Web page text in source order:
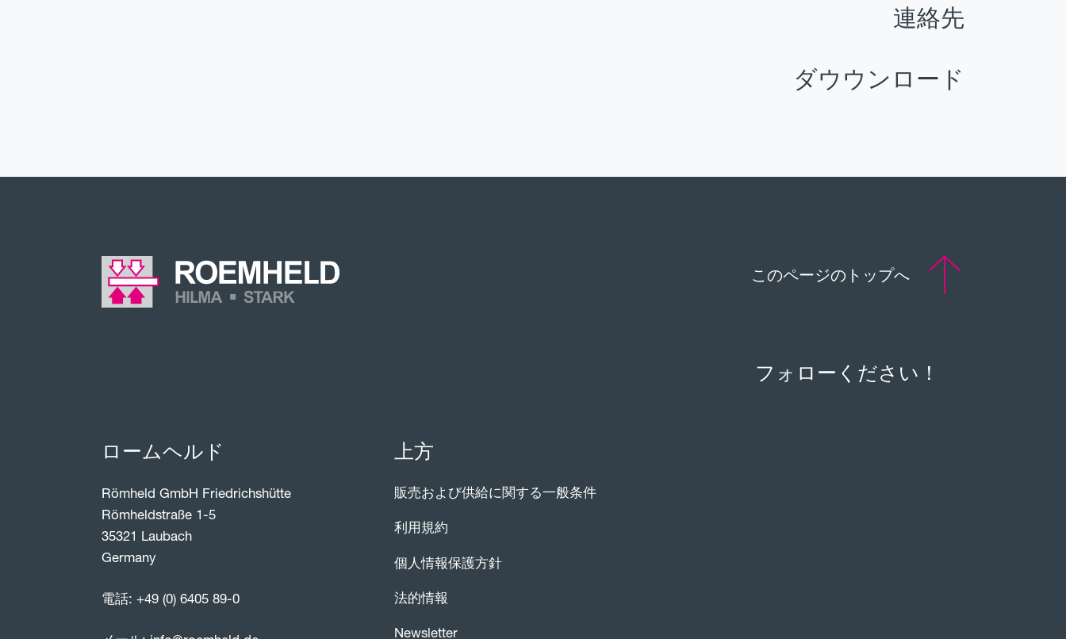
連絡先
ダウウンロード
このページのトップへ
フォローください！
ロームヘルド
Römheld GmbH Friedrichshütte
Römheldstraße 1-5
35321 Laubach
Germany
電話: +49 (0) 6405 89-0
上方
販売および供給に関する一般条件
利用規約
個人情報保護方針
法的情報
Newsletter